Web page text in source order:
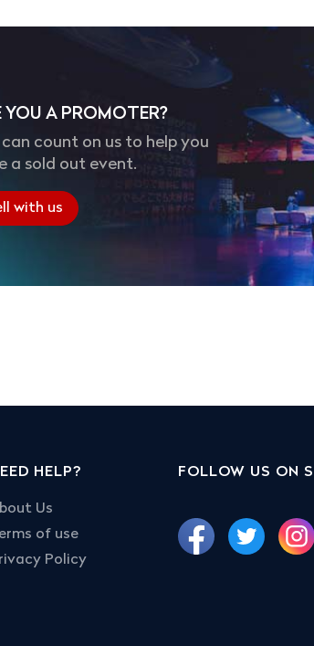
YOU A PROMOTER?
can count on us to help you
a sold out event.
with us
HELP?
Us
of use
Policy
FOLLOW US ON